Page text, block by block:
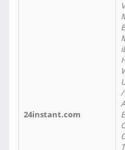
24instant.com
/